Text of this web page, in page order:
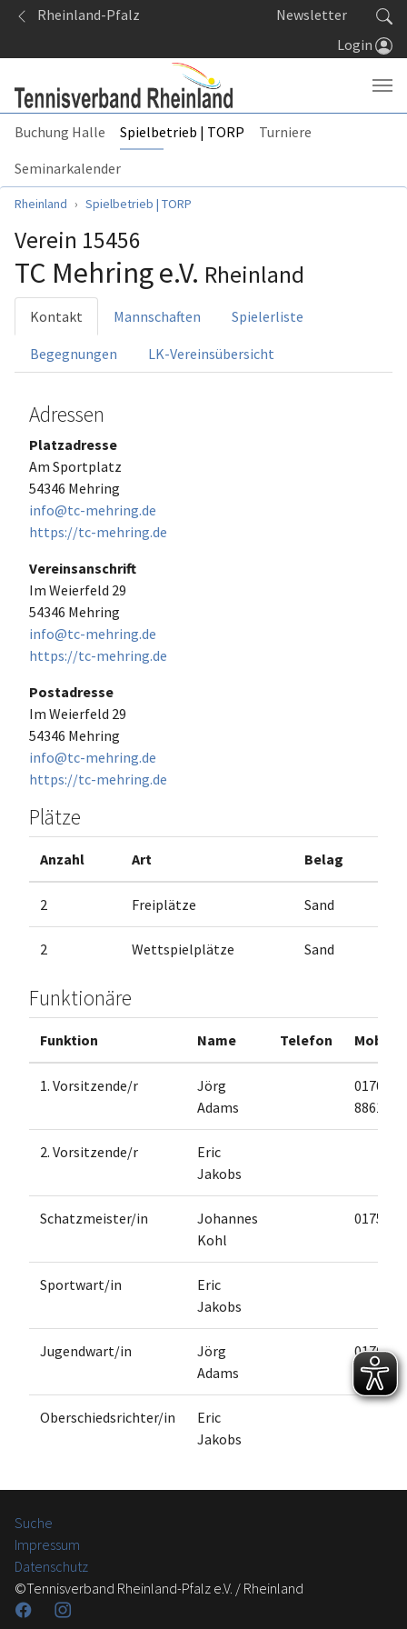
Springe zum Seiteninhalt
Rheinland-Pfalz
Newsletter
Login
Buchung Halle Spielbetrieb | TORP
Turniere
Seminarkalender
Sie sind hier:
Rheinland Spielbetrieb | TORP
Verein 15456
TC Mehring e.V. Rheinland
Kontakt Mannschaften Spielerliste
Begegnungen LK-Vereinsübersicht
Adressen
Platzadresse
Am Sportplatz
54346 Mehring
info@tc-mehring.de
https://tc-mehring.de
Vereinsanschrift
Im Weierfeld 29
54346 Mehring
info@tc-mehring.de
https://tc-mehring.de
Postadresse
Im Weierfeld 29
54346 Mehring
info@tc-mehring.de
https://tc-mehring.de
Plätze
Anzahl Art Belag
2 Freiplätze Sand
2 Wettspielplätze Sand
Funktionäre
Funktion Name Telefon Mobil
1. Vorsitzende/r
Jörg
Adams
0170
8861436
2. Vorsitzende/r
Eric
Jakobs
Schatzmeister/in
Johannes
Kohl
Sportwart/in
Eric
Jakobs
Jugendwart/in
Jörg
Adams
0170
8861436
Oberschiedsrichter/in
Eric
Jakobs
Suche
Impressum
Datenschutz
©Tennisverband Rheinland-Pfalz e.V. / Rheinland